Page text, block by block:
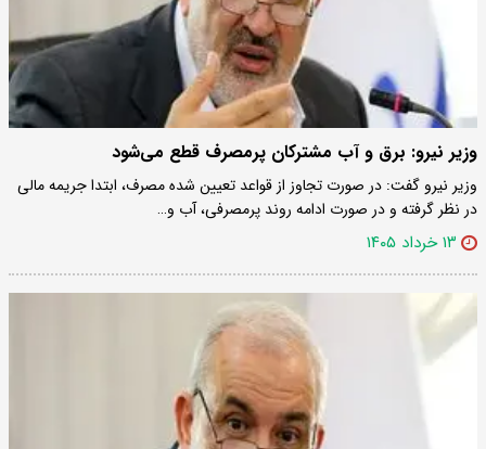
وزیر نیرو: برق و آب مشترکان پرمصرف قطع می‌شود
وزیر نیرو گفت: در صورت تجاوز از قواعد تعیین شده مصرف، ابتدا جریمه مالی
در نظر گرفته و در صورت ادامه روند پرمصرفی، آب و…
۱۳ خرداد ۱۴۰۵